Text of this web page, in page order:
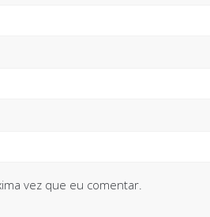
vez que eu comentar.